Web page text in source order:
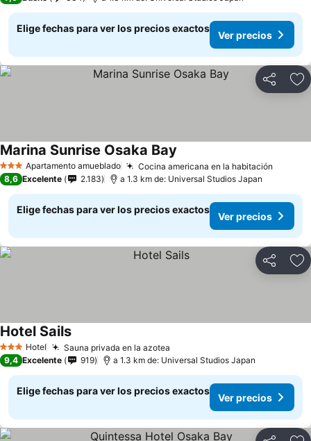
Elige fechas para ver los precios exactos
Ver precios
Compartir
3 EstrellasApartamento amueblado Cocina americana en la habitación
Marina Sunrise Osaka Bay
8,6 Excelente 2.183 a 1.3 km de: Universal Studios Japan
Elige fechas para ver los precios exactos
Ver precios
Compartir
3 Estrellas
Hotel Sauna privada en la azotea
Hotel SailsVer precios
9,4 Excelente 919 a 1.3 km de: Universal Studios Japan
Elige fechas para ver los precios exactos
Ver precios